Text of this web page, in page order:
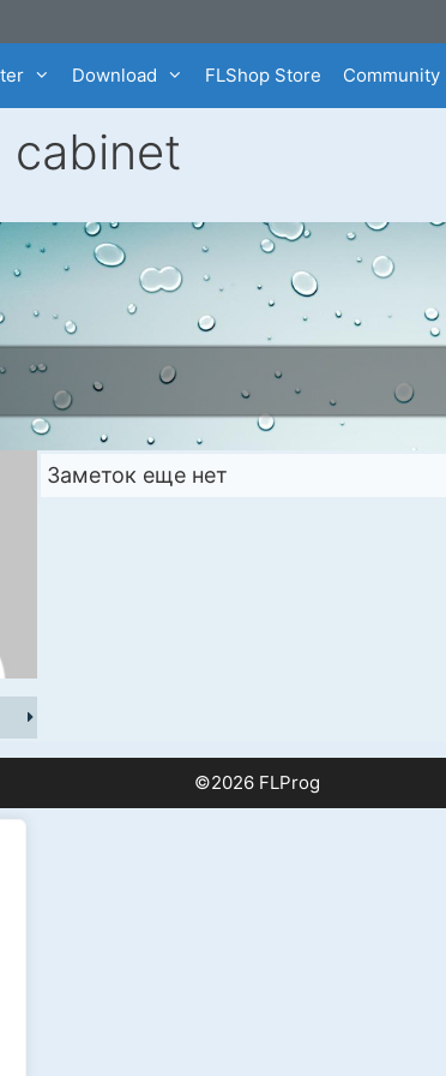
Download FLShop Store Community
cabinet
Заметок еще нет
©2026 FLProg